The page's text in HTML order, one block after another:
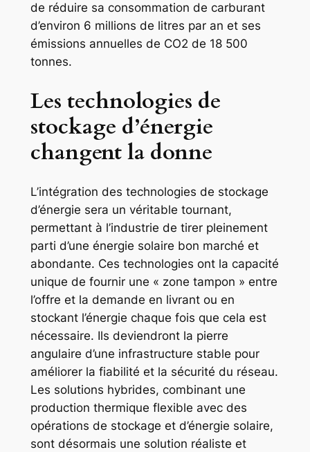
de réduire sa consommation de carburant
d’environ 6 millions de litres par an et ses
émissions annuelles de CO2 de 18 500
tonnes.
Les technologies de
stockage d’énergie
changent la donne
L’intégration des technologies de stockage
d’énergie sera un véritable tournant,
permettant à l’industrie de tirer pleinement
parti d’une énergie solaire bon marché et
abondante. Ces technologies ont la capacité
unique de fournir une « zone tampon » entre
l’offre et la demande en livrant ou en
stockant l’énergie chaque fois que cela est
nécessaire. Ils deviendront la pierre
angulaire d’une infrastructure stable pour
améliorer la fiabilité et la sécurité du réseau.
Les solutions hybrides, combinant une
production thermique flexible avec des
opérations de stockage et d’énergie solaire,
sont désormais une solution réaliste et